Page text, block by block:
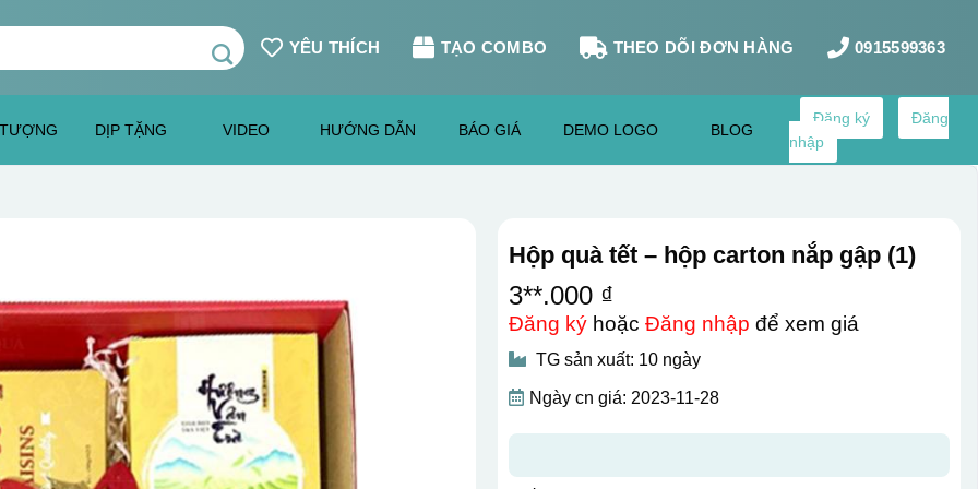
YÊU THÍCH TẠO COMBO THEO DÕI ĐƠN HÀNG 0915599363
DỊP TẶNG VIDEO HƯỚNG DẪN BÁO GIÁ DEMO LOGO BLOG
Đăng ký
Đăng
nhập
Hộp quà tết – hộp carton nắp gập (1)
3**.000 ₫
Đăng kýhoặc Đăng nhập để xem giá
TG sản xuất: 10 ngày
Ngày cn giá: 2023-11-28